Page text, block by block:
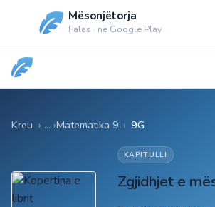
Mësonjëtorja
Falas · në Google Play
Kreu Matematika 9 › 9G
KAPITULLI
Zgjidhjet e